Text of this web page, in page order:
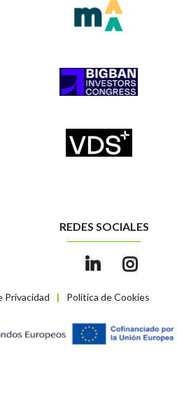
Privacidad | Política de Cookies
REDES SOCIALES